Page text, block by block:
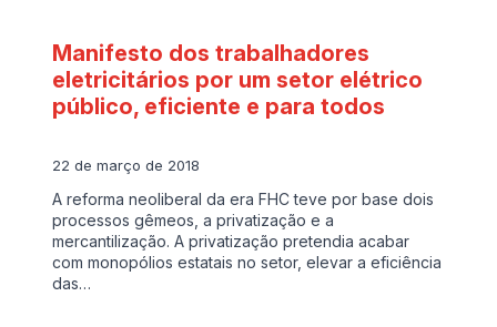
Manifesto dos trabalhadores
eletricitários por um setor elétrico
público, eficiente e para todos
22 de março de 2018
A reforma neoliberal da era FHC teve por base dois
processos gêmeos, a privatização e a
mercantilização. A privatização pretendia acabar
com monopólios estatais no setor, elevar a eficiência
das…